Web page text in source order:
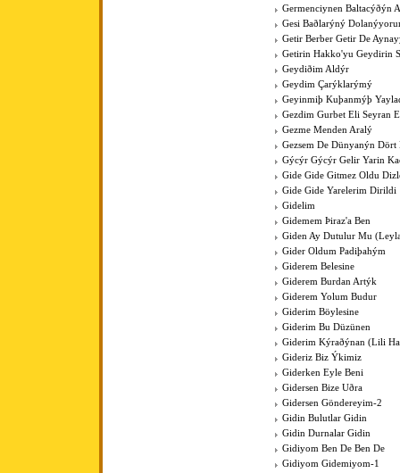
Germenciynen Baltacýðýn
Gesi Baðlarýný
Getir Berber Getir De
Getirin Hakko'yu Geydirin
Geydiðim Aldýr
Geydim Çarýklarýmý
Geyinmiþ Kuþanmýþ
Gezdim Gurbet Eli Seyran
Gezme Menden Aralý
Gezsem De Dünyanýn Dört
Gýcýr Gýcýr Gelir Yarin
Gide Gide Gitmez Oldu
Gide Gide Yarelerim Dirildi
Gidelim
Gidemem Þiraz'a Ben
Giden Ay Dutulur Mu
Gider Oldum Padiþahým
Giderem Belesine
Giderem Burdan Artýk
Giderem Yolum Budur
Giderim Böylesine
Giderim Bu Düzünen
Giderim Kýraðýnan (Lili
Gideriz Biz Ýkimiz
Giderken Eyle Beni
Gidersen Bize Uðra
Gidersen Göndereyim-2
Gidin Bulutlar Gidin
Gidin Durnalar Gidin
Gidiyom Ben De Ben De
Gidiyom Gidemiyom-1